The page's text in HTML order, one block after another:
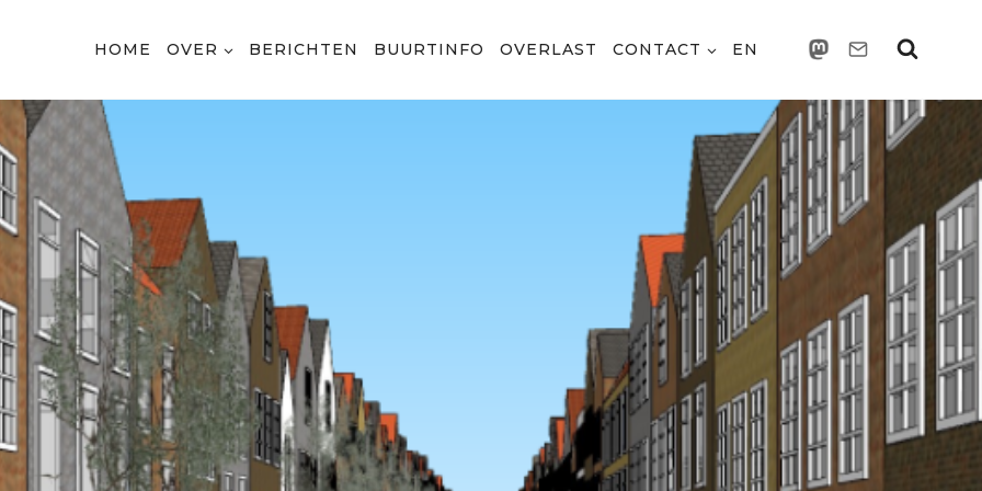
HOME OVER BERICHTEN BUURTINFO OVERLAST CONTACT EN